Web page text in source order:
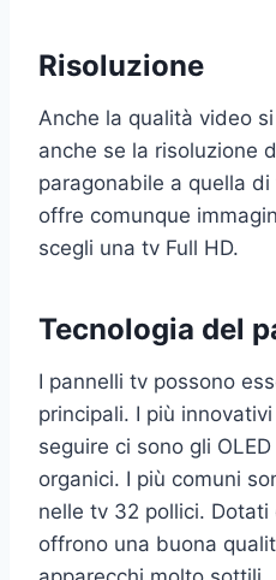
Risoluzione
Anche la qualità video
anche se la risoluzione
paragonabile a quella
offre comunque
scegli una tv Full HD.
Tecnologia del
I pannelli tv possono
principali. I più
seguire ci sono gli
organici. I più comuni
nelle tv 32 pollici.
offrono una buona